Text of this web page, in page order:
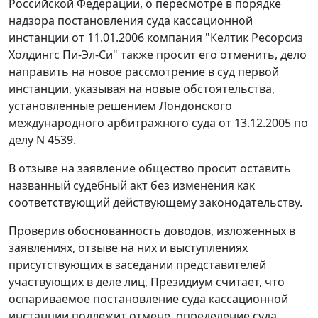
Российской Федерации, о пересмотре в порядке
надзора постановления суда кассационной
инстанции от 11.01.2006 компания "Келтик Ресорсиз
Холдингс Пи-Эл-Си" также просит его отменить, дело
направить на новое рассмотрение в суд первой
инстанции, указывая на новые обстоятельства,
установленные решением Лондонского
международного арбитражного суда от 13.12.2005 по
делу N 4539.
В отзыве на заявление общество просит оставить
названный судебный акт без изменения как
соответствующий действующему законодательству.
Проверив обоснованность доводов, изложенных в
заявлениях, отзыве на них и выступлениях
присутствующих в заседании представителей
участвующих в деле лиц, Президиум считает, что
оспариваемое постановление суда кассационной